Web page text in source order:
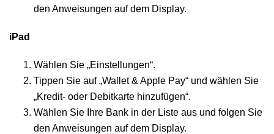
den Anweisungen auf dem Display.
iPad
Wählen Sie „Einstellungen“.
Tippen Sie auf „Wallet & Apple Pay“ und wählen Sie
„Kredit- oder Debitkarte hinzufügen“.
Wählen Sie Ihre Bank in der Liste aus und folgen Sie
den Anweisungen auf dem Display.